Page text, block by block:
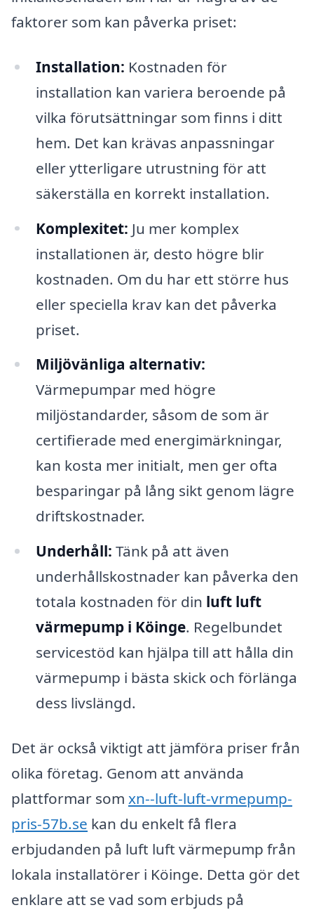
faktorer som kan påverka priset:
Installation: Kostnaden för
installation kan variera beroende på
vilka förutsättningar som finns i ditt
hem. Det kan krävas anpassningar
eller ytterligare utrustning för att
säkerställa en korrekt installation.
Komplexitet: Ju mer komplex
installationen är, desto högre blir
kostnaden. Om du har ett större hus
eller speciella krav kan det påverka
priset.
Miljövänliga alternativ:
Värmepumpar med högre
miljöstandarder, såsom de som är
certifierade med energimärkningar,
kan kosta mer initialt, men ger ofta
besparingar på lång sikt genom lägre
driftskostnader.
Underhåll: Tänk på att även
underhållskostnader kan påverka den
totala kostnaden för din luft luft
värmepump i Köinge. Regelbundet
servicestöd kan hjälpa till att hålla din
värmepump i bästa skick och förlänga
dess livslängd.
Det är också viktigt att jämföra priser från
olika företag. Genom att använda
plattformar som xn--luft-luft-vrmepump-
pris-57b.se kan du enkelt få flera
erbjudanden på luft luft värmepump från
lokala installatörer i Köinge. Detta gör det
enklare att se vad som erbjuds på